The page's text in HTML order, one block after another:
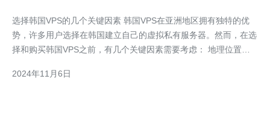
选择韩国VPS的几个关键因素 韩国VPS在亚洲地区拥有独特的优
势，许多用户选择在韩国建立自己的虚拟私有服务器。然而，在选
择和购买韩国VPS之前，有几个关键因素需要考虑： 地理位置：
适合提供服务给周边国家。因此，地理位置的选择非常重要。 性
2024年11月6日